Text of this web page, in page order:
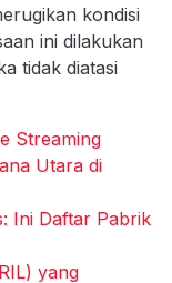
kondisi
ini dilakukan
tidak diatasi
Streaming
Utara di
Ini Daftar Pabrik
yang